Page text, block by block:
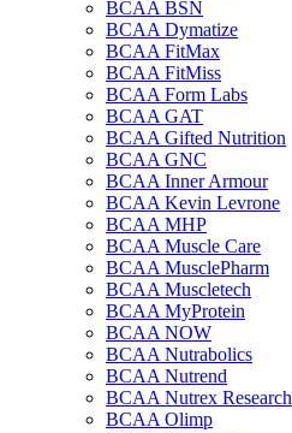
BCAA BSN
BCAA Dymatize
BCAA FitMax
BCAA FitMiss
BCAA Form Labs
BCAA GAT
BCAA Gifted Nutrition
BCAA GNC
BCAA Inner Armour
BCAA Kevin Levrone
BCAA MHP
BCAA Muscle Care
BCAA MusclePharm
BCAA Muscletech
BCAA MyProtein
BCAA NOW
BCAA Nutrabolics
BCAA Nutrend
BCAA Nutrex Research
BCAA Olimp